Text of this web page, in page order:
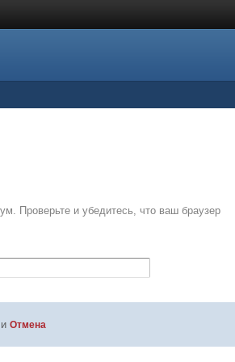
Проверьте и убедитесь, что ваш браузер
Отмена